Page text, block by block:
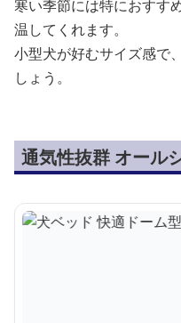
寒い季節には特におすす
温してくれます。
小型犬が好むサイズ感で
しょう。
通気性抜群 オール